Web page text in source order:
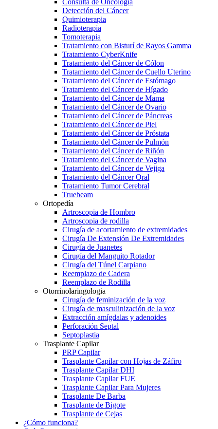
Detección del Cáncer
Quimioterapia
Radioterapia
Tomoterapia
Tratamiento con Bisturí de Rayos Gamma
Tratamiento CyberKnife
Tratamiento del Cáncer de Cólon
Tratamiento del Cáncer de Cuello Uterino
Tratamiento del Cáncer de Estómago
Tratamiento del Cáncer de Hígado
Tratamiento del Cáncer de Mama
Tratamiento del Cáncer de Ovario
Tratamiento del Cáncer de Páncreas
Tratamiento del Cáncer de Piel
Tratamiento del Cáncer de Próstata
Tratamiento del Cáncer de Pulmón
Tratamiento del Cáncer de Riñón
Tratamiento del Cáncer de Vagina
Tratamiento del Cáncer de Vejiga
Tratamiento del Cáncer Oral
Tratamiento Tumor Cerebral
Truebeam
Ortopedía
Artroscopia de Hombro
Artroscopia de rodilla
Cirugía de acortamiento de extremidades
Cirugía De Extensión De Extremidades
Cirugía de Juanetes
Cirugía del Manguito Rotador
Cirugía del Túnel Carpiano
Reemplazo de Cadera
Reemplazo de Rodilla
Otorrinolaringologia
Cirugía de feminización de la voz
Cirugía de masculinización de la voz
Extracción amígdalas y adenoides
Perforación Septal
Septoplastia
Trasplante Capilar
PRP Capilar
Trasplante Capilar con Hojas de Záfiro
Trasplante Capilar DHI
Trasplante Capilar FUE
Trasplante Capilar Para Mujeres
Trasplante De Barba
Trasplante de Bigote
Trasplante de Cejas
¿Cómo funciona?